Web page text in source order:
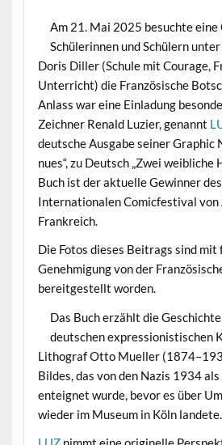
Am 21. Mai 2025 besuchte eine
Schülerinnen und Schülern
Doris Diller (Schule mit Courage,
Unterricht) die Französische
Anlass war eine Einladung
Zeichner Renald Luzier, genannt
deutsche Ausgabe seiner Graphic
nues“, zu Deutsch „Zwei weibliche
Buch ist der aktuelle Gewinner
Internationalen Comicfestival von
Frankreich.
Die Fotos dieses Beitrags sind
Genehmigung von der
bereitgestellt worden.
Das Buch erzählt die
deutschen expressionistischen
Lithograf Otto Mueller
Bildes, das von den Nazis 1934
enteignet wurde, bevor es über
wieder im Museum in Köln landete.